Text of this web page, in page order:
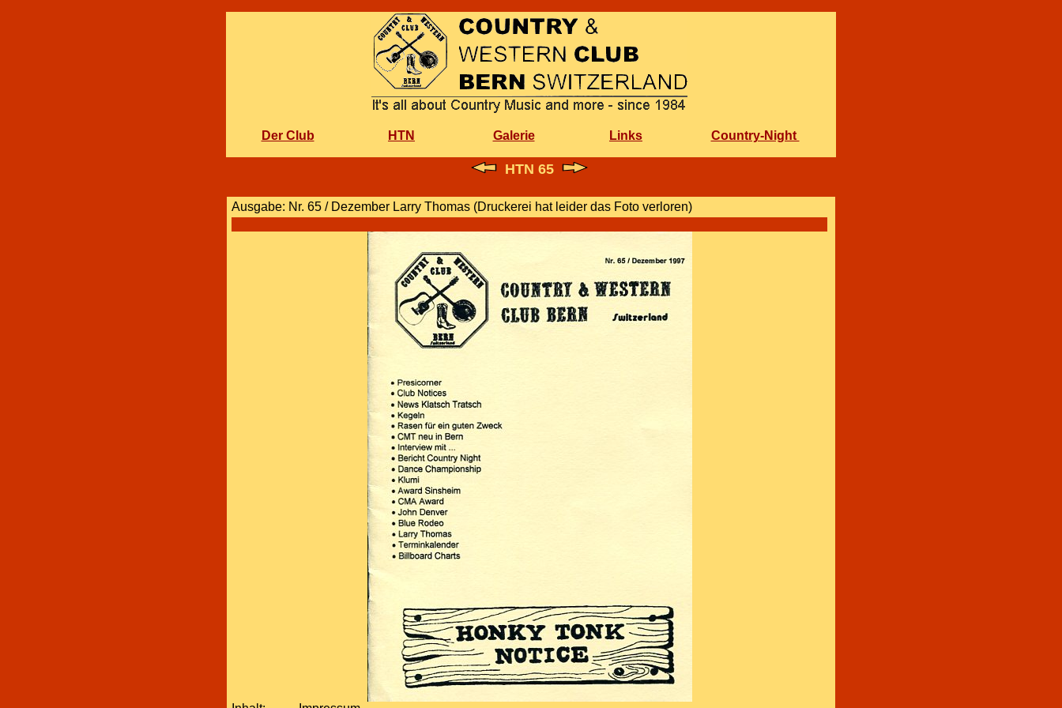
Der Club HTN Galerie Links Country-Night
HTN 65
Ausgabe: Nr. 65 / Dezember Larry Thomas (Druckerei hat leider das Foto verloren)